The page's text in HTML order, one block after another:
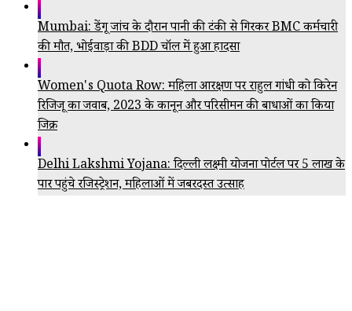
Mumbai: डेंगू जांच के दौरान पानी की टंकी से गिरकर BMC कर्मचारी
की मौत, भोईवाड़ा की BDD चॉल में हुआ हादसा
Women's Quota Row: महिला आरक्षण पर राहुल गांधी को किरेन
रिजिजू का जवाब, 2023 के कानून और परिसीमन की बाधाओं का किया
जिक्र
Delhi Lakshmi Yojana: दिल्ली लक्ष्मी योजना पोर्टल पर 5 लाख के
पार पहुंचे रजिस्ट्रेशन, महिलाओं में जबरदस्त उत्साह